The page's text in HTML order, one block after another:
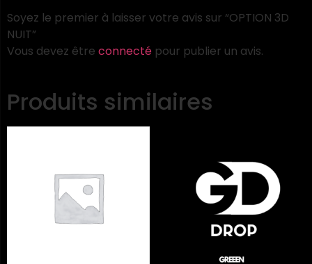
Soyez le premier à laisser votre avis sur “OPTION 3D
NUIT”
Vous devez être connecté pour publier un avis.
Produits similaires